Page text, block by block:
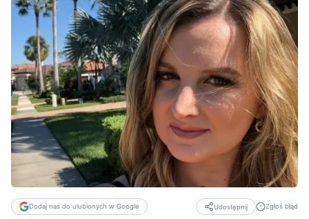
Dodaj nas do ulubionych w Google Udostępnij Zgłoś błąd